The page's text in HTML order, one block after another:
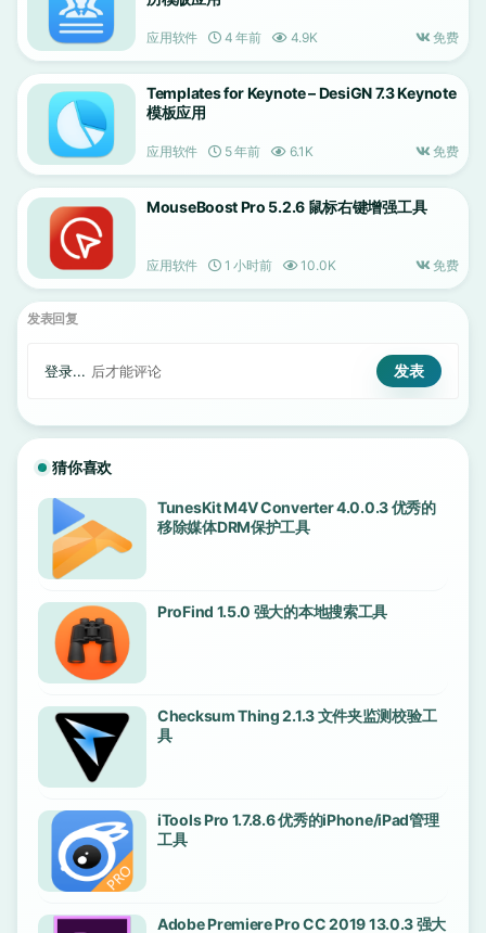
应用软件 4 年前 4.9K 免费
Templates for Keynote – DesiGN 7.3 Keynote
模板应用
应用软件 5 年前 6.1K 免费
MouseBoost Pro 5.2.6 鼠标右键增强工具
应用软件 1 小时前 10.0K 免费
发表回复
登录... 后才能评论
猜你喜欢
TunesKit M4V Converter 4.0.0.3 优秀的
移除媒体DRM保护工具
ProFind 1.5.0 强大的本地搜索工具
Checksum Thing 2.1.3 文件夹监测校验工
具
iTools Pro 1.7.8.6 优秀的iPhone/iPad管理
工具
Adobe Premiere Pro CC 2019 13.0.3 强大